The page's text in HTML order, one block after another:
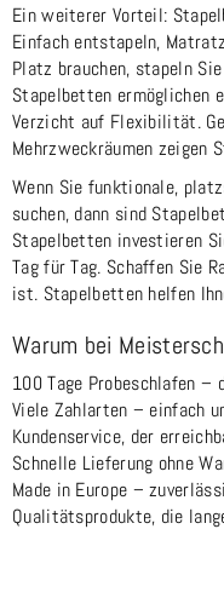
Ein weiterer Vorteil:
Einfach entstapeln,
Platz brauchen, stapeln
Stapelbetten ermöglichen
Verzicht auf Flexibilität.
Mehrzweckräumen zeigen
Wenn Sie funktionale,
suchen, dann sind
Stapelbetten investieren
Tag für Tag. Schaffen Sie
ist. Stapelbetten helfen
Warum bei
100 Tage Probeschlafen –
Viele Zahlarten – einfach
Kundenservice, der
Schnelle Lieferung ohne
Made in Europe –
Qualitätsprodukte, die